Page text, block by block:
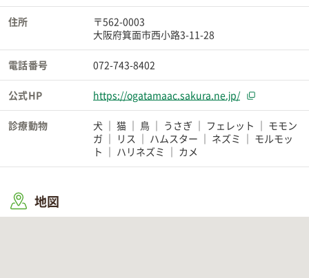
住所
〒562-0003
大阪府箕面市西小路3-11-28
電話番号 072-743-8402
公式HP https://ogatamaac.sakura.ne.jp/
診療動物 犬 猫 鳥 うさぎ フェレット
モモン
ガ
リス ハムスター ネズミ
モルモッ
ト
ハリネズミ カメ
地図